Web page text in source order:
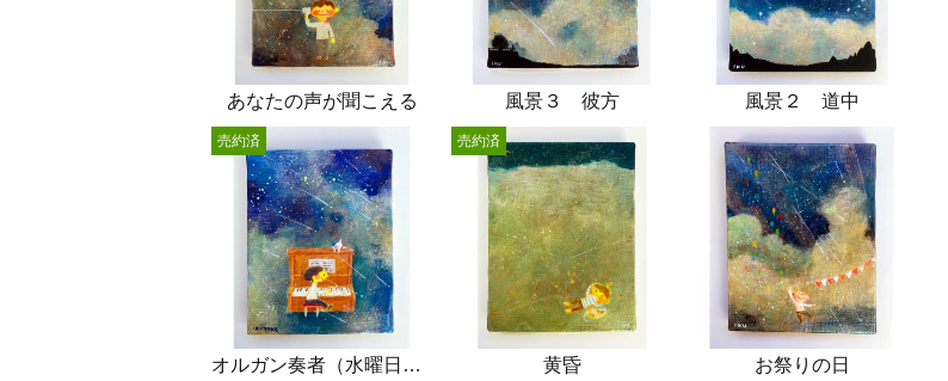
あなたの声が聞こえる 風景３ 彼方 風景２ 道中
オルガン奏者（水曜日の放課後）
売約済
黄昏
売約済
お祭りの日